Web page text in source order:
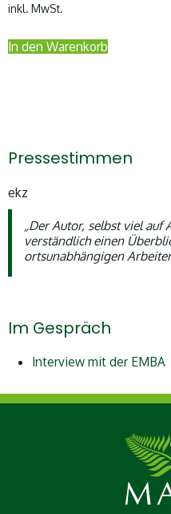
inkl. MwSt.
In den Warenkorb
Pressestimmen
ekz
„Der Autor, selbst viel auf
verständlich einen
ortsunabhängigen
Im Gespräch
Interview mit der EMBA